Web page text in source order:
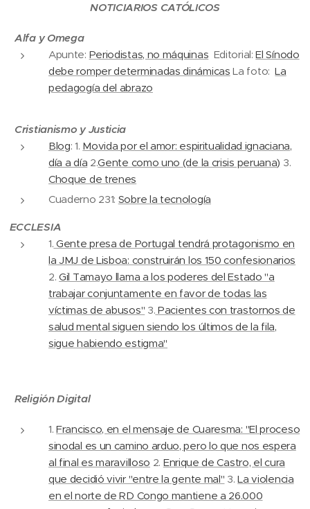
NOTICIARIOS CATÓLICOS
Alfa y Omega
Apunte: Periodistas, no máquinas Editorial:El Sínodo
debe romper determinadas dinámicas La foto:La
pedagogía del abrazo
Cristianismo y Justicia
Blog: 1. Movida por el amor: espiritualidad ignaciana,
día a día 2.Gente como uno (de la crisis peruana) 3.
Choque de trenes
Cuaderno 231: Sobre la tecnología
ECCLESIA
1. Gente presa de Portugal tendrá protagonismo en
la JMJ de Lisboa: construirán los 150 confesionarios
2.Gil Tamayo llama a los poderes del Estado "a
trabajar conjuntamente en favor de todas las
víctimas de abusos" 3. Pacientes con trastornos de
salud mental siguen siendo los últimos de la fila,
sigue habiendo estigma"
Religión Digital
1.Francisco, en el mensaje de Cuaresma: "El proceso
sinodal es un camino arduo, pero lo que nos espera
al final es maravilloso 2. Enrique de Castro, el cura
que decidió vivir "entre la gente mal" 3.La violencia
en el norte de RD Congo mantiene a 26.000